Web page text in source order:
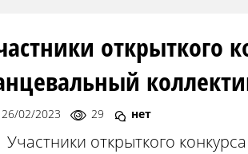
открыткого
26/02/2023 29 нет
Участники открыткого